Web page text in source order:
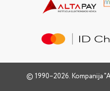
© 1990–2026. Kompanija